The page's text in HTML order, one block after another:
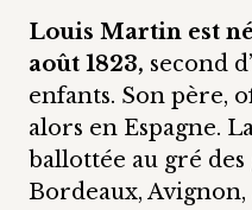
Louis Martin est
août 1823, second
enfants. Son père,
alors en Espagne.
ballottée au gré
Bordeaux,